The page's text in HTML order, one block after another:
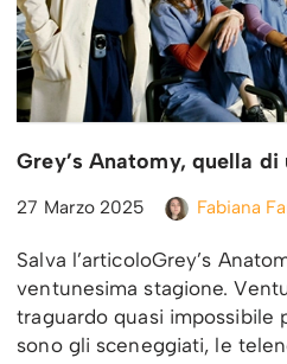
Grey’s Anatomy, quella di
27 Marzo 2025 Fabiana
Salva l’articoloGrey’s
ventunesima stagione.
traguardo quasi impossibile
sono gli sceneggiati, le